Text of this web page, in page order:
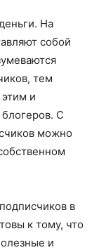
На
собой
тем
и
С
можно
в
к тому, что
и